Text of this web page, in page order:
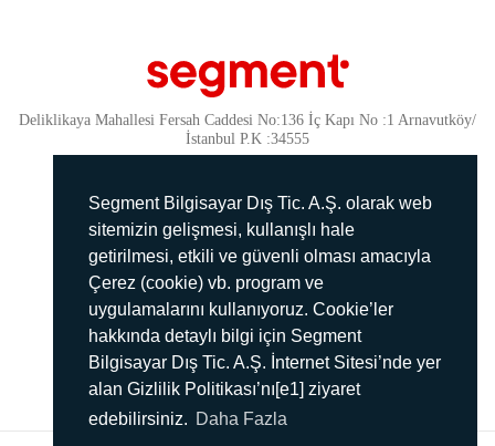
Segment Bilgisayar Dış Tic. A.Ş. olarak web
sitemizin gelişmesi, kullanışlı hale
getirilmesi, etkili ve güvenli olması amacıyla
Çerez (cookie) vb. program ve
uygulamalarını kullanıyoruz. Cookie’ler
hakkında detaylı bilgi için Segment
Bilgisayar Dış Tic. A.Ş. İnternet Sitesi’nde yer
alan Gizlilik Politikası’nı[e1] ziyaret
edebilirsiniz. Daha Fazla
Deliklikaya Mahallesi Fersah Caddesi No:136 İç Kapı No :1 Arnavutköy/
İstanbul P.K :34555
Güvenlik
KVKK Politikamız
Gizlilik Politikamız
Aydınlatma Metni
İmha Politikası
444 78 99
info@segment.com.tr